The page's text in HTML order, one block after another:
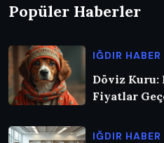
Popüler Haberler
IĞDIR HABER
Döviz Kuru:
Fiyatlar
IĞDIR HABER